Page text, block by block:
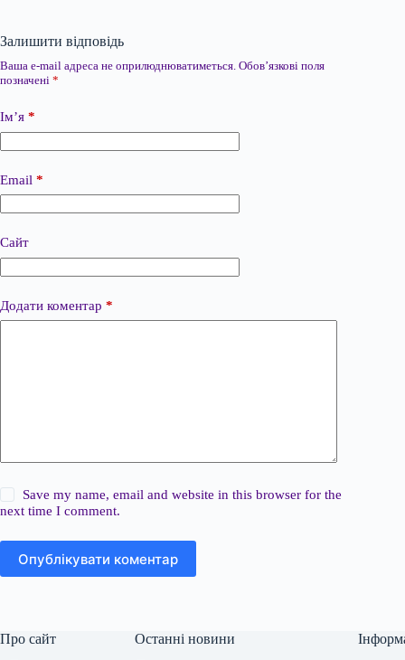
Залишити відповідь
Ваша e-mail адреса не оприлюднюватиметься. Обов’язкові поля
позначені *
Ім’я *
Email *
Сайт
Додати коментар *
Save my name, email and website in this browser for the
next time I comment.
Опублікувати коментар
Про сайт Останні новини